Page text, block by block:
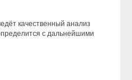
качественный анализ
с дальнейшими